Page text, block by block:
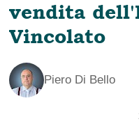
vendita
Vincolato
Piero Di Bello